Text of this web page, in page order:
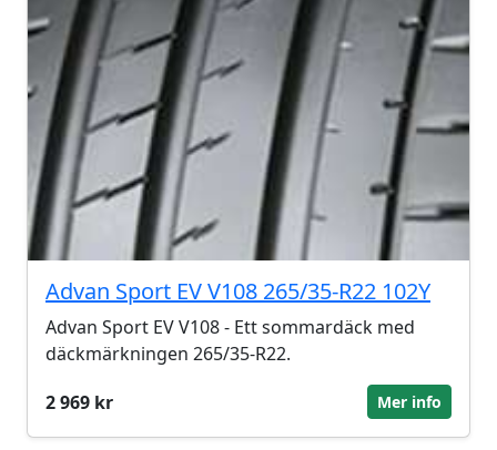
Advan Sport EV V108 265/35-R22 102Y
Advan Sport EV V108 - Ett sommardäck med
däckmärkningen 265/35-R22.
2 969 kr
Mer info